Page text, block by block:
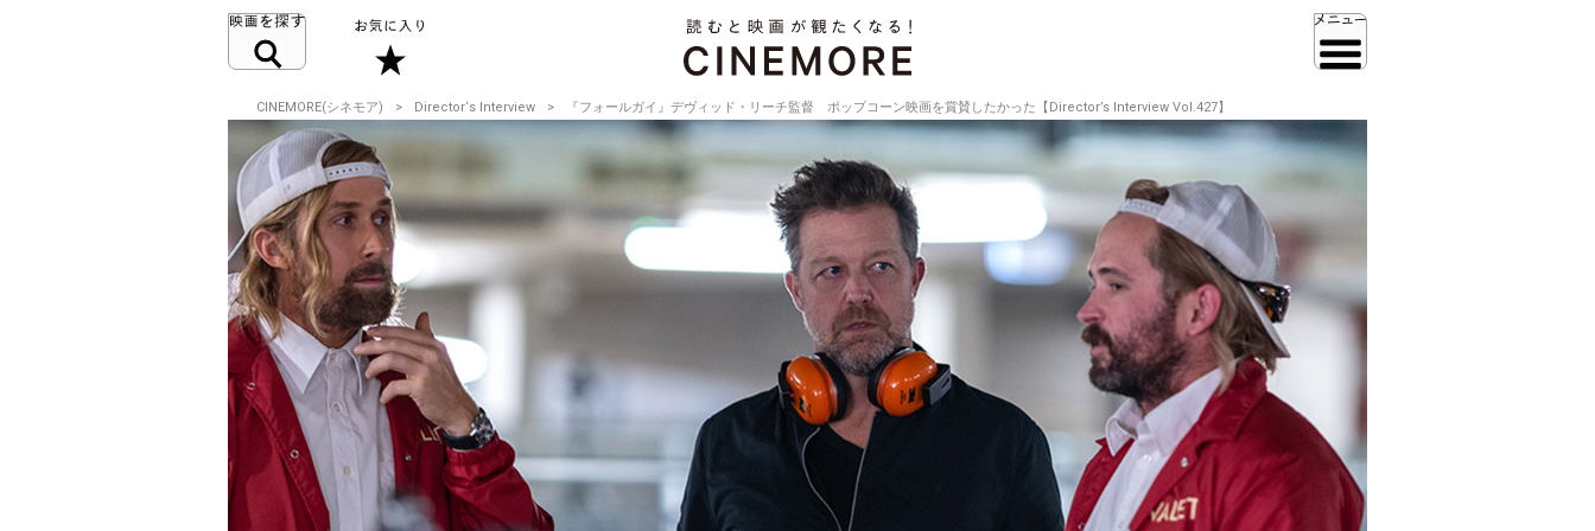
CINEMORE(シネモア) Director‘s Interview 『フォールガイ』デヴィッド・リーチ監督 ポップコーン映画を賞賛したかった【Director’s Interview Vol.427】